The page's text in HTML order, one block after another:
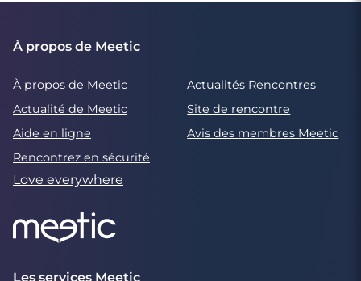
À propos de Meetic
À propos de Meetic
Actualités Rencontres
Actualité de Meetic
Site de rencontre
Aide en ligne
Avis des membres Meetic
Rencontrez en sécurité
Love everywhere
Les services Meetic